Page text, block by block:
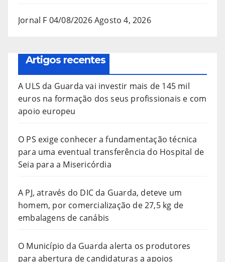
Jornal F 04/08/2026Agosto 4, 2026
Artigos recentes
A ULS da Guarda vai investir mais de 145 mil
euros na formação dos seus profissionais e com
apoio europeu
O PS exige conhecer a fundamentação técnica
para uma eventual transferência do Hospital de
Seia para a Misericórdia
A PJ, através do DIC da Guarda, deteve um
homem, por comercialização de 27,5 kg de
embalagens de canábis
O Município da Guarda alerta os produtores
para abertura de candidaturas a apoios